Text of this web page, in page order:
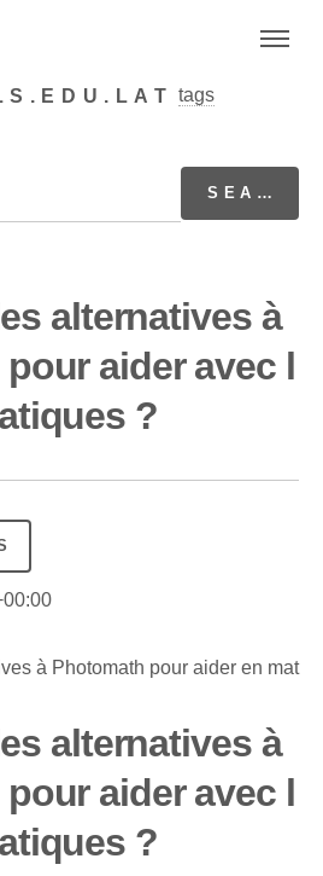
tags
alternatives à
aider avec l
?
alternatives à
aider avec l
?